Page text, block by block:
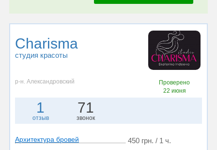
Charisma
студия красоты
р-н. Александровский
Проверено
22 июня
1
отзыв
71
звонок
Архитектура бровей 450 грн. / 1 ч.